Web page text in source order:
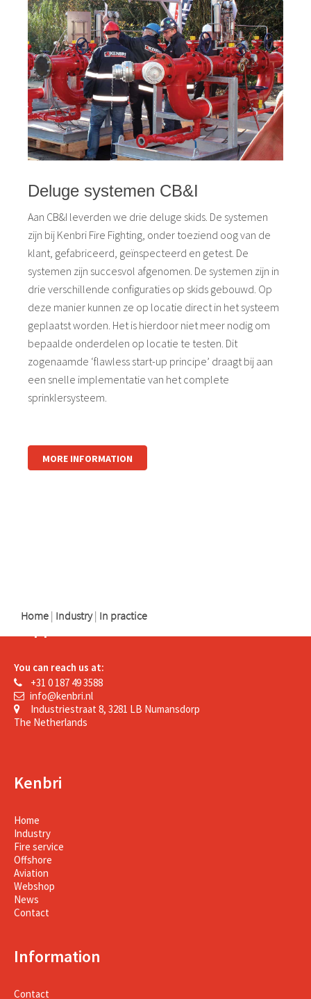
Deluge systemen CB&I
Aan CB&I leverden we drie deluge skids. De systemen
zijn bij Kenbri Fire Fighting, onder toeziend oog van de
klant, gefabriceerd, geïnspecteerd en getest. De
systemen zijn succesvol afgenomen. De systemen zijn in
drie verschillende configuraties op skids gebouwd. Op
deze manier kunnen ze op locatie direct in het systeem
geplaatst worden. Het is hierdoor niet meer nodig om
bepaalde onderdelen op locatie te testen. Dit
zogenaamde ‘flawless start-up principe’ draagt bij aan
een snelle implementatie van het complete
sprinklersysteem.
MORE INFORMATION
Home | Industry | In practice
Support
You can reach us at:
+31 0 187 49 3588
info@kenbri.nl
Industriestraat 8, 3281 LB Numansdorp
The Netherlands
Kenbri
Home
Industry
Fire service
Offshore
Aviation
Webshop
News
Contact
Information
Contact